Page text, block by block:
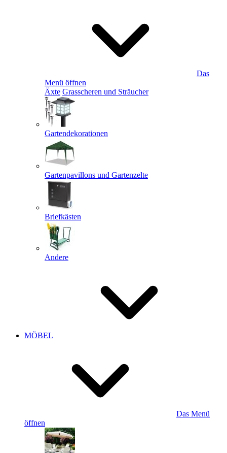
Das
Menü öffnen
Äxte Grasscheren und Sträucher
Gartendekorationen
Gartenpavillons und Gartenzelte
Briefkästen
Andere
MÖBEL
Das Menü
öffnen